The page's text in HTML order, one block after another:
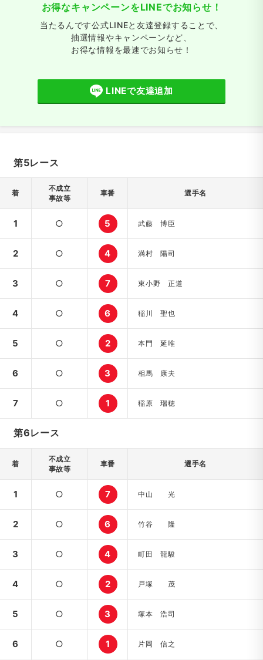
お得なキャンペーンをLINEでお知らせ！
当たるんです公式LINEと友達登録することで、
抽選情報やキャンペーンなど、
お得な情報を最速でお知らせ！
LINEで友達追加
第5レース
着
不成立
事故等
車番 選手名
1 ○ 5 武藤 博臣
2 ○ 4 満村 陽司
3 ○ 7 東小野 正道
4 ○ 6 稲川 聖也
5 ○ 2 本門 延唯
6 ○ 3 相馬 康夫
7 ○ 1 稲原 瑞穂
第6レース
着
不成立
事故等
車番 選手名
1 ○ 7 中山 光
2 ○ 6 竹谷 隆
3 ○ 4 町田 龍駿
4 ○ 2 戸塚 茂
5 ○ 3 塚本 浩司
6 ○ 1 片岡 信之